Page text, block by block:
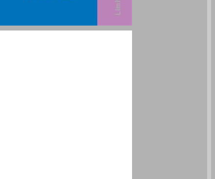
العربية لغتنا- الصف الثامن لغة، فهم، تعبير مرشد المعلم - מדריך למורה - ערבית שפתנו – כיתה ח ... 0